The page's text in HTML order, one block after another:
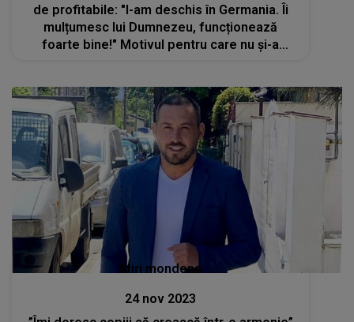
de profitabile: "l-am deschis în Germania. Îi
mulțumesc lui Dumnezeu, funcționează
foarte bine!" Motivul pentru care nu și-a
Stiri mondene
24 nov 2023